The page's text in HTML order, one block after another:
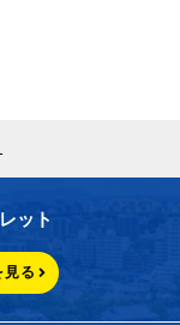
ット
見る